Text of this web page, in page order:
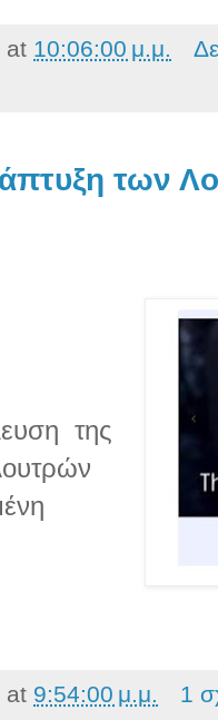
at 10:06:00 μ.μ.
των
της
at 9:54:00 μ.μ. 1